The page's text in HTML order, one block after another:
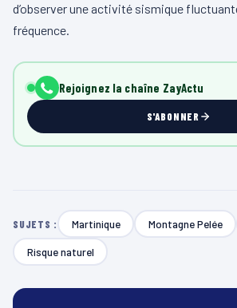
d’observer une activité sismique
fréquence.
Rejoignez la chaîne ZayActu
S'ABONNER
SUJETS : Martinique Montagne Pelée
Risque naturel